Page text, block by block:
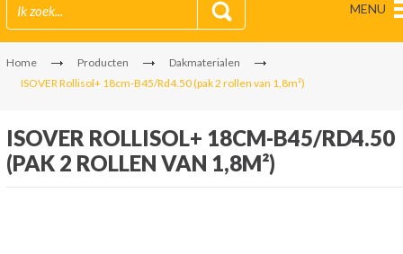
MENU
Home Producten
Dakmaterialen
ISOVER Rollisol+ 18cm-B45/Rd4.50 (pak 2 rollen van 1,8m²)
ISOVER ROLLISOL+ 18CM-B45/RD4.50
(PAK 2 ROLLEN VAN 1,8M²)